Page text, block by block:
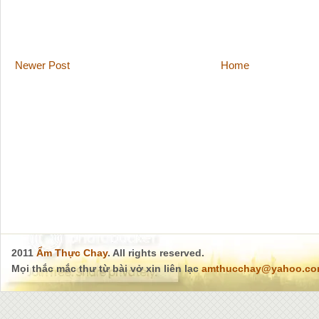
Newer Post Home
2011 Ẩm Thực Chay. All rights reserved.
Mọi thắc mắc thư từ bài vở xin liên lạc